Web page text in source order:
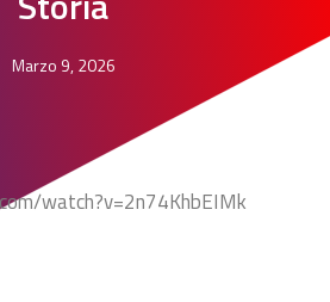
Marzo 9, 2026
watch?v=2n74KhbEIMk